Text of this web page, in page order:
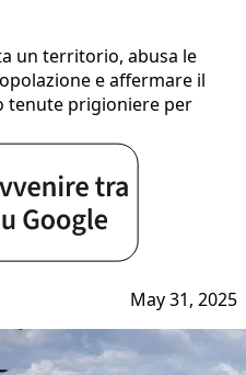
un territorio, abusa le
e affermare il
tenute prigioniere per
May 31, 2025